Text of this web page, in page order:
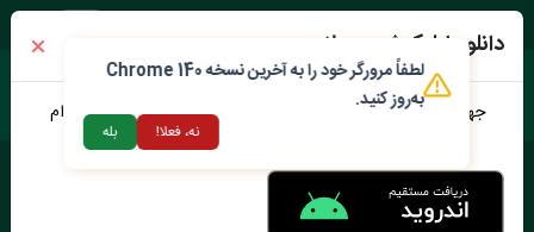
برچسب :
دانلود اپلیکیشن محلات من
جهت دانلود نرم افزار محلات من می توانید از طریق لینک زیر اقدام
لطفاً مرورگر خود را به آخرین نسخه Chrome 140
به‌روز کنید.
نه، فعلا! بله